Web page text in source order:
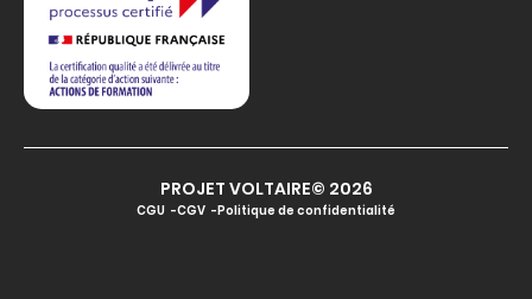
PROJET VOLTAIRE© 2026
CGU CGV Politique de confidentialité